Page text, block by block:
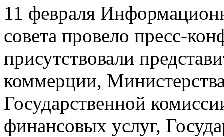
11 февраля
совета провело пресс-
присутствовали
коммерции,
Государственной
финансовых услуг,